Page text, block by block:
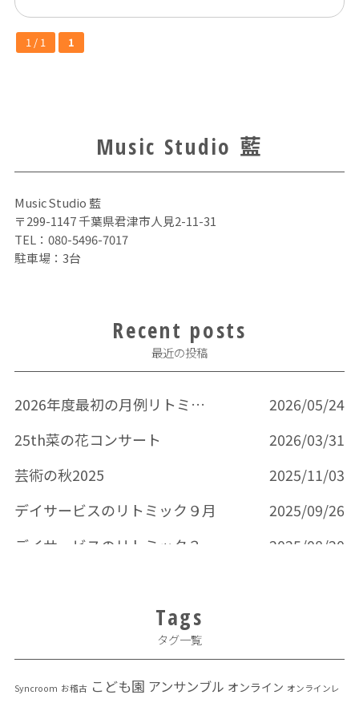
1 / 1 1
Music Studio 藍
Music Studio 藍
〒299-1147 千葉県君津市人見2-11-31
TEL： 080-5496-7017
駐車場：3台
Recent posts
最近の投稿
2026年度最初の月例リトミック
2026/05/24
25th菜の花コンサート
2026/03/31
芸術の秋2025
2025/11/03
デイサービスのリトミック９月
2025/09/26
2025/08/20
Tags
タグ一覧
Syncroom お稽古 こども園 アンサンブル オンライン オンラインレ